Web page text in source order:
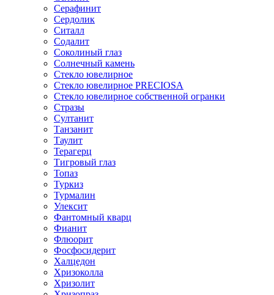
Серафинит
Сердолик
Ситалл
Содалит
Соколиный глаз
Солнечный камень
Стекло ювелирное
Стекло ювелирное PRECIOSA
Стекло ювелирное собственной огранки
Стразы
Султанит
Танзанит
Таулит
Терагерц
Тигровый глаз
Топаз
Туркиз
Турмалин
Улексит
Фантомный кварц
Фианит
Флюорит
Фосфосидерит
Халцедон
Хризоколла
Хризолит